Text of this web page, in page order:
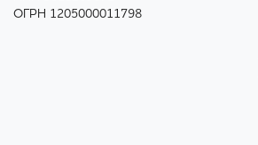
ОГРН 1205000011798